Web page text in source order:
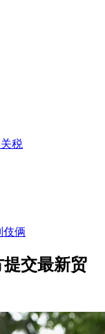
税
伎俩
交最新贸